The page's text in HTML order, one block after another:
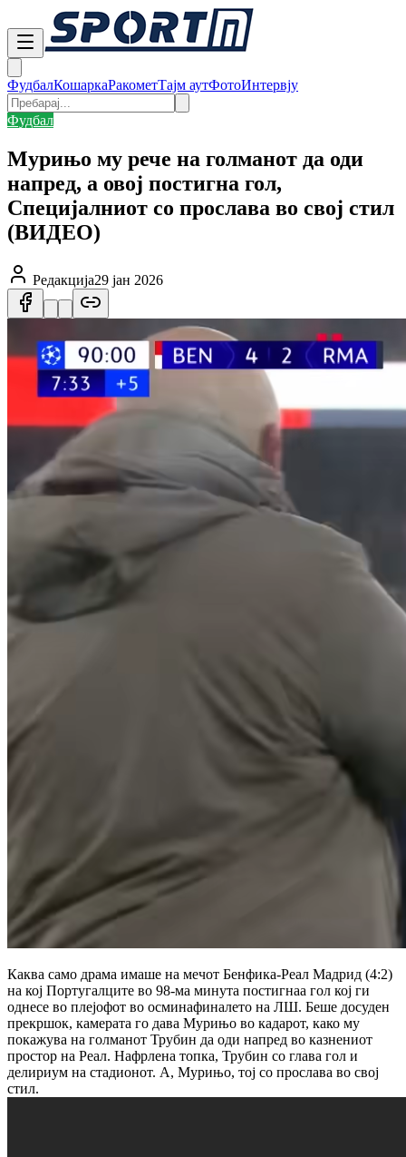
ФудбалКошаркаРакометТајм аутФотоИнтервју
Фудбал
Мурињо му речe на голманот да оди
напред, а овој постигна гол,
Специјалниот со прослава во свој стил
(ВИДЕО)
Редакција29 јан 2026
Каква само драма имаше на мечот Бенфика-Реал Мадрид (4:2)
на кој Португалците во 98-ма минута постигнаа гол кој ги
однесе во плејофот во осминафиналето на ЛШ. Беше досуден
прекршок, камерата го дава Мурињо во кадарот, како му
покажува на голманот Трубин да оди напред во казнениот
простор на Реал. Нафрлена топка, Трубин со глава гол и
делириум на стадионот. А, Мурињо, тој со прослава во свој
стил.